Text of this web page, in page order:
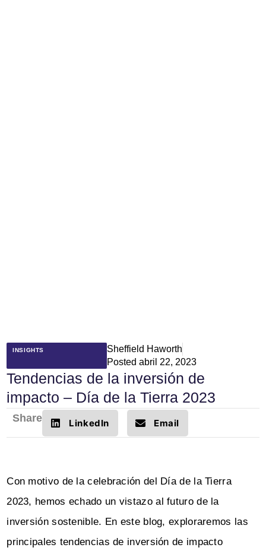
Sheffield Haworth
Posted abril 22, 2023
INSIGHTS
Tendencias de la inversión de
impacto – Día de la Tierra 2023
Share LinkedIn Email
Con motivo de la celebración del Día de la Tierra
2023, hemos echado un vistazo al futuro de la
inversión sostenible. En este blog, exploraremos las
principales tendencias de inversión de impacto